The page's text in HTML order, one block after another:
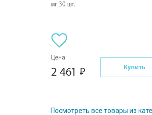
мг 30 шт.
Цена:
2 461 Купить
Посмотреть все товары из